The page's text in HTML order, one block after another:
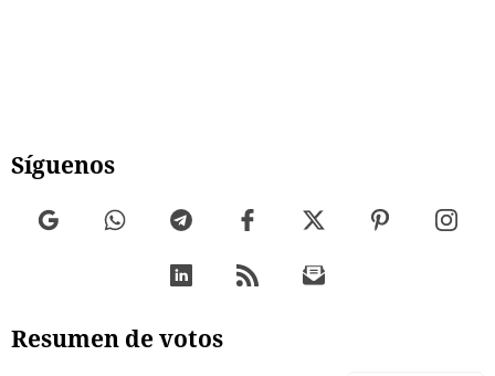
Síguenos
Resumen de votos